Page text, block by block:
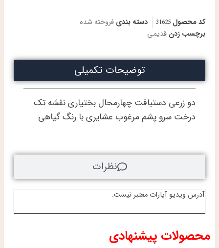
کد محصول 31625 دسته بندی فروخته شده
برچسب زدن قدیمی
آدرس ویدیو آپارات معتبر نیست.
توضیحات تکمیلی
نظرات
دو زرعی دستبافت چهارمحال بختیاری نقشه تک
درخت سرو پشم مرغوب عشایری با رنگ گیاهی
محصولات پیشنهادی